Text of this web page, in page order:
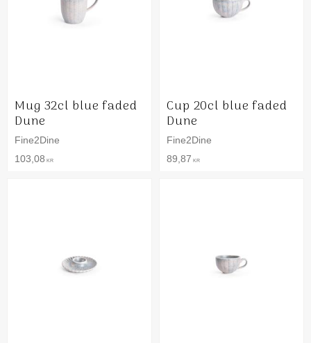
Mug 32cl blue faded
Dune
Fine2Dine
103,08 KR
Cup 20cl blue faded
Dune
Fine2Dine
89,87 KR